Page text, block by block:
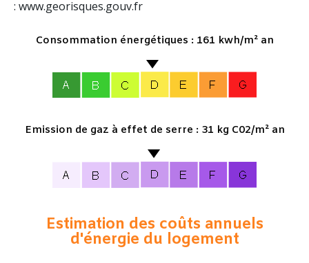
: www.georisques.gouv.fr
Consommation énergétiques : 161 kwh/m² an
Emission de gaz à effet de serre : 31 kg C02/m² an
Estimation des coûts annuels
d'énergie du logement